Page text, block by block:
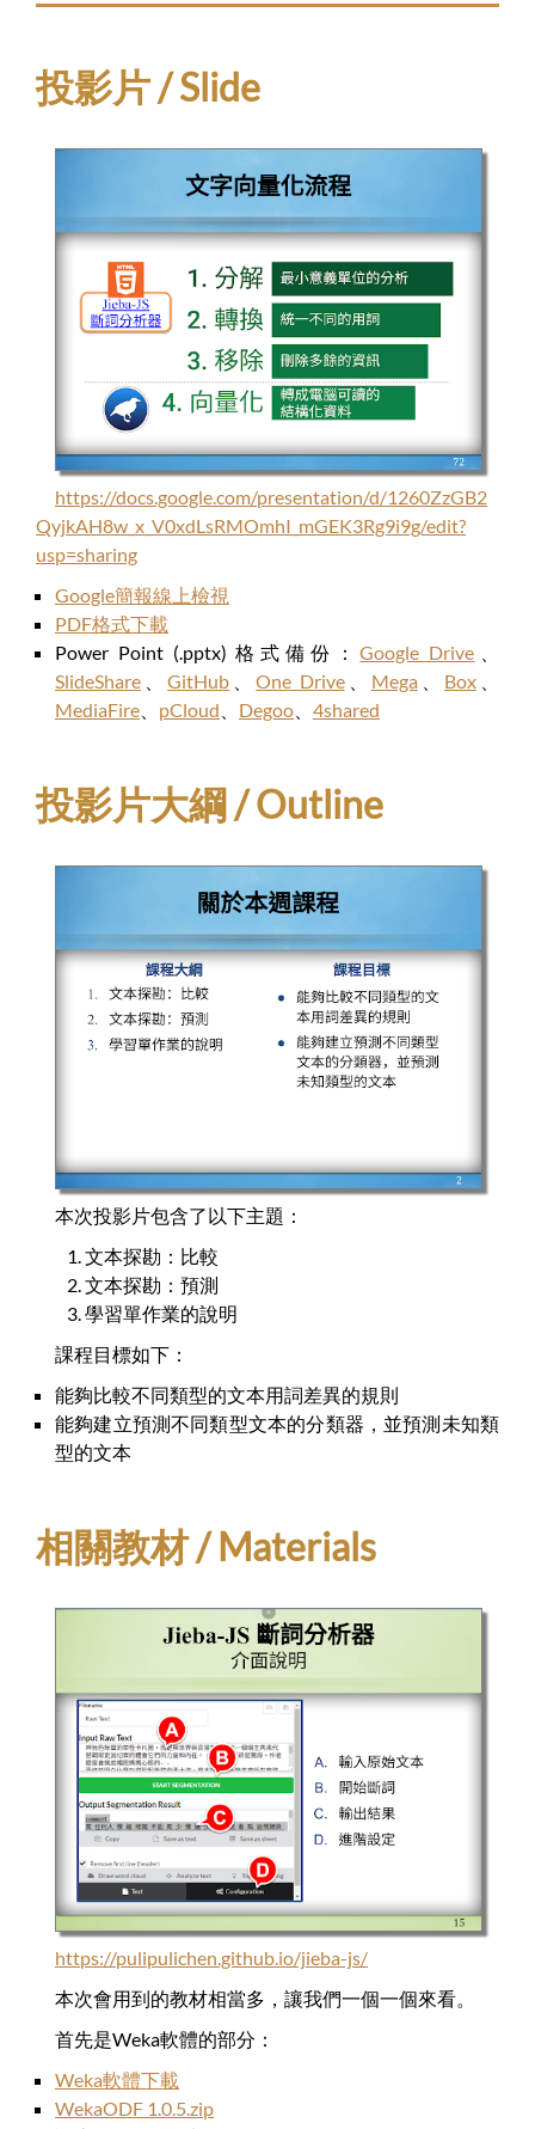
投影片 / Slide
https://docs.google.com/presentation/d/1260ZzGB2
QyjkAH8w_x_V0xdLsRMOmhI_mGEK3Rg9i9g/edit?
usp=sharing
Google簡報線上檢視
PDF格式下載
Power Point (.pptx) 格式備份：Google Drive
SlideShare 、GitHub 、One Drive、 Mega、 Box、
MediaFire
pCloud Degoo 4shared
投影片大綱 / Outline
本次投影片包含了以下主題：
文本探勘：比較
文本探勘：預測
學習單作業的說明
課程目標如下：
能夠比較不同類型的文本用詞差異的規則
能夠建立預測不同類型文本的分類器，並預測未知類
型的文本
相關教材 / Materials
https://pulipulichen.github.io/jieba-js/
本次會用到的教材相當多，讓我們一個一個來看。
首先是Weka軟體的部分：
Weka軟體下載
WekaODF 1.0.5.zip